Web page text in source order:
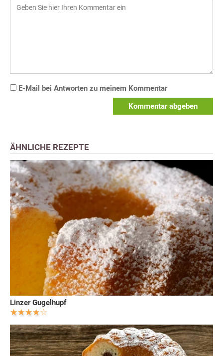
E-Mail bei Antworten zu meinem Kommentar
Kommentar abgeben
ÄHNLICHE REZEPTE
Linzer Gugelhupf